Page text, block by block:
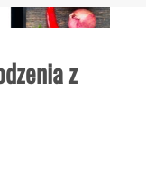
z